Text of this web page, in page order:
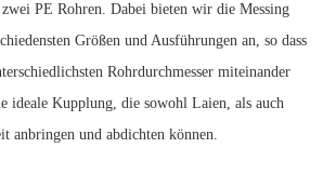
PE Rohren. Dabei bieten wir die Messing
Größen und Ausführungen an, so dass
Rohrdurchmesser miteinander
ideale Kupplung, die sowohl Laien, als auch
anbringen und abdichten können.